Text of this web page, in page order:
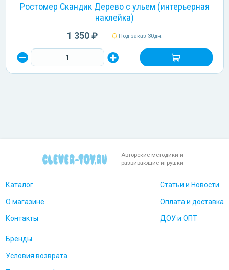
Ростомер Скандик Дерево с ульем (интерьерная
наклейка)
1 350 ₽ Под заказ 30дн.
Авторские методики и
развивающие игрушки
Каталог
О магазине
Контакты
Статьи и Новости
Оплата и доставка
ДОУ и ОПТ
Бренды
Условия возврата